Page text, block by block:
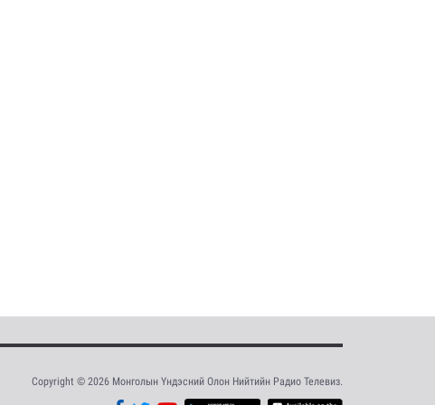
Copyright © 2026 Монголын Үндэсний Олон Нийтийн Радио Телевиз.